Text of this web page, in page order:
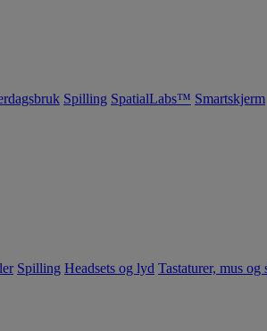
Spilling SpatialLabs™ Smartskjerm
Spilling Headsets og lyd Tastaturer, mus og